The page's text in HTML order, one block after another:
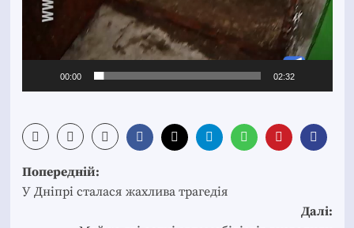
00:00 02:32
Post
navigation
Попередній:
У Дніпрі сталася жахлива трагедія
Далі: